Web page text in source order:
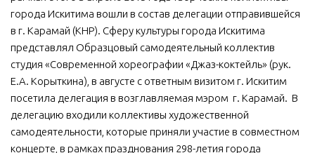
города Искитима вошли в состав делегации отправившейся
в г. Карамай (КНР). Сферу культуры города Искитима
представлял Образцовый самодеятельный коллектив
студия «Современной хореографии «Джаз-коктейль» (рук.
Е.А. Корыткина), в августе с ответным визитом г. Искитим
посетила делегация в возглавляемая мэром г. Карамай. В
делегацию входили коллективы художественной
самодеятельности, которые приняли участие в совместном
концерте, в рамках празднования 298-летия города